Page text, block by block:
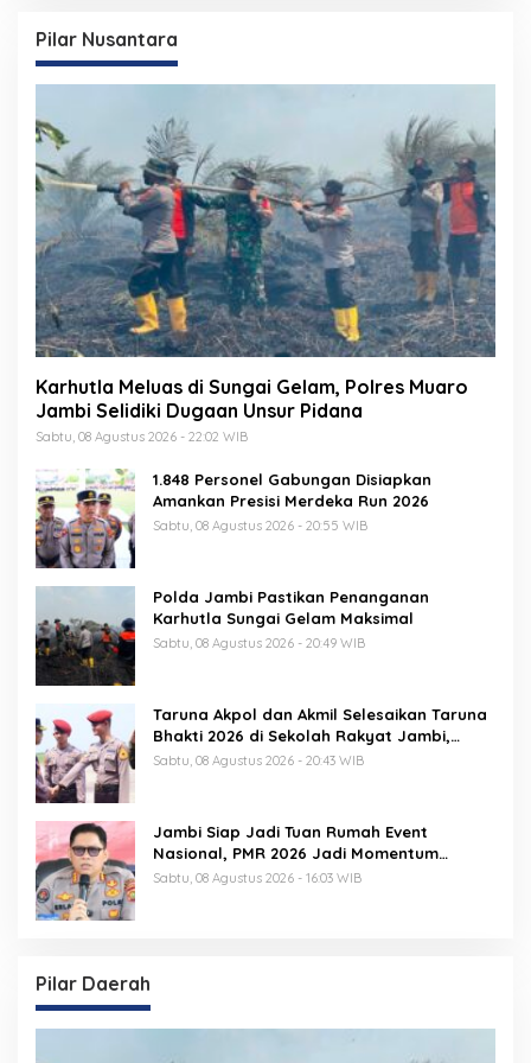
Pilar Nusantara
Karhutla Meluas di Sungai Gelam, Polres Muaro
Jambi Selidiki Dugaan Unsur Pidana
Sabtu, 08 Agustus 2026 - 22:02 WIB
1.848 Personel Gabungan Disiapkan
Amankan Presisi Merdeka Run 2026
Sabtu, 08 Agustus 2026 - 20:55 WIB
Polda Jambi Pastikan Penanganan
Karhutla Sungai Gelam Maksimal
Sabtu, 08 Agustus 2026 - 20:49 WIB
Taruna Akpol dan Akmil Selesaikan Taruna
Bhakti 2026 di Sekolah Rakyat Jambi,
Kegiatan Berlangsung Aman dan Lancar
Sabtu, 08 Agustus 2026 - 20:43 WIB
Jambi Siap Jadi Tuan Rumah Event
Nasional, PMR 2026 Jadi Momentum
Pembuktian
Sabtu, 08 Agustus 2026 - 16:03 WIB
Pilar Daerah